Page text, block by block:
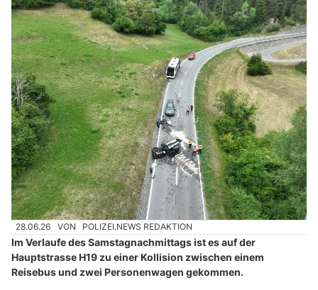
28.06.26 VON POLIZEI.NEWS REDAKTION
Im Verlaufe des Samstagnachmittags ist es auf der
Hauptstrasse H19 zu einer Kollision zwischen einem
Reisebus und zwei Personenwagen gekommen.